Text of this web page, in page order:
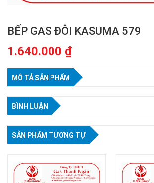
BẾP GAS ĐÔI KASUMA 579
1.640.000 ₫
MÔ TẢ SẢN PHẨM
BÌNH LUẬN
SẢN PHẨM TƯƠNG TỰ